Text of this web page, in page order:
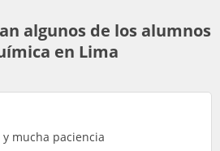
algunos de los alumnos
en Lima
mucha paciencia